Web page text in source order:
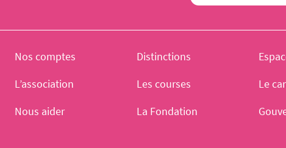
Nos comptes Distinctions
L’association
Les courses
Le
Nous aider
La Fondation